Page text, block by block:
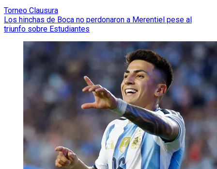
Torneo Clausura
Los hinchas de Boca no perdonaron a Merentiel pese al
triunfo sobre Estudiantes